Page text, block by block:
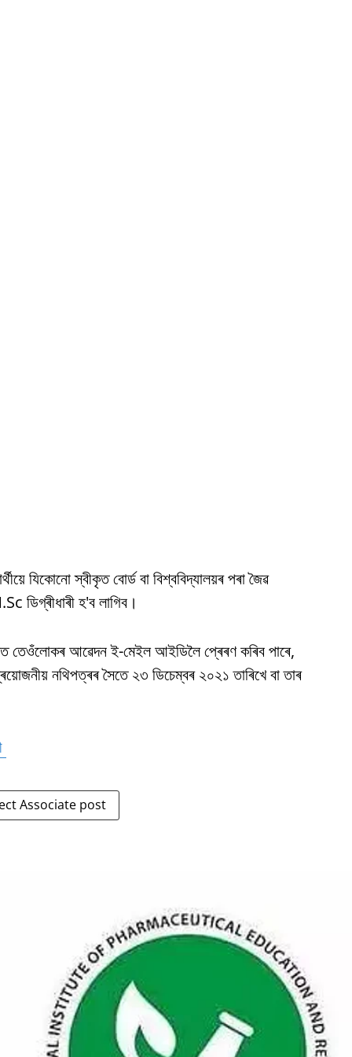
যিকোনো স্বীকৃত বোৰ্ড বা বিশ্ববিদ্যালয়ৰ পৰা জৈৱ
ডিগ্ৰীধাৰী হ'ব লাগিব।
তেওঁলোকৰ আৱেদন ই-মেইল আইডিলৈ প্ৰেৰণ কৰিব পাৰে,
নথিপত্ৰৰ সৈতে ২৩ ডিচেম্বৰ ২০২১ তাৰিখে বা তাৰ
Associate post